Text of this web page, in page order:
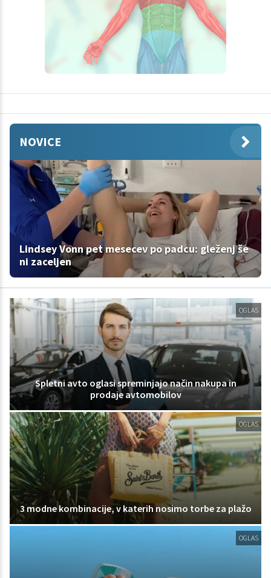
NOVICE
Lindsey Vonn pet mesecev po padcu: gleženj še
ni zaceljen
OGLAS
Spletni avto oglasi spreminjajo način nakupa in
prodaje avtomobilov
OGLAS
3 modne kombinacije, v katerih nosimo torbe za plažo
OGLAS